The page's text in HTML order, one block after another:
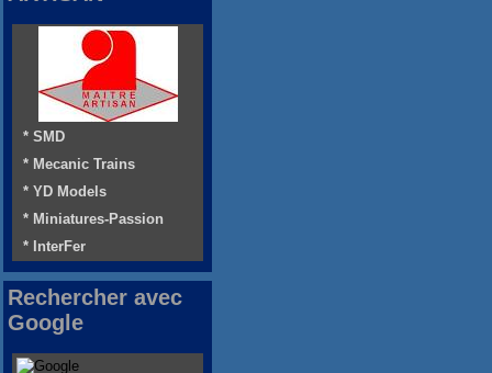
* SMD
* Mecanic Trains
* YD Models
* Miniatures-Passion
* InterFer
Rechercher avec
Google